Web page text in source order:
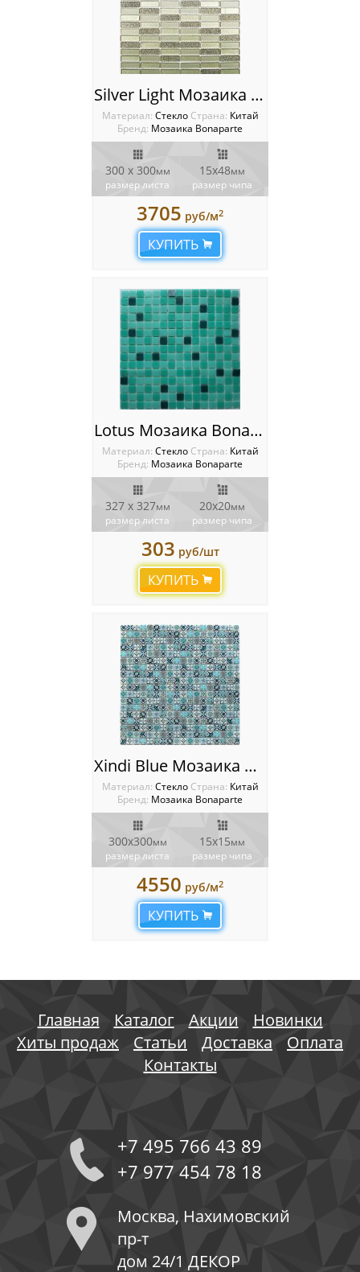
Silver Light Мозаика Bonaparte
Материал: Стекло Cтрана: Китай
Бренд: Мозаика Bonaparte
300 x 300мм
размер листа
15х48мм
размер чипа
3705 руб/м2
КУПИТЬ
Lotus Мозаика Bonaparte
Материал: Стекло Cтрана: Китай
Бренд: Мозаика Bonaparte
327 x 327мм
размер листа
20х20мм
размер чипа
303 руб/шт
КУПИТЬ
Xindi Blue Мозаика Bonaparte
Материал: Стекло Cтрана: Китай
Бренд: Мозаика Bonaparte
300х300мм
размер листа
15х15мм
размер чипа
4550 руб/м2
КУПИТЬ
Главная Каталог Акции
Новинки
Хиты продаж
Статьи Доставка
Оплата
Контакты
+7 495 766 43 89
+7 977 454 78 18
Москва, Нахимовский
пр-т
дом 24/1 ДЕКОР